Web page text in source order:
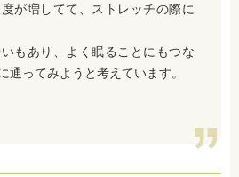
が増してて、ストレッチの際に
もあり、よく眠ることにもつな
通ってみようと考えています。